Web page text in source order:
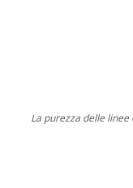
La purezza delle